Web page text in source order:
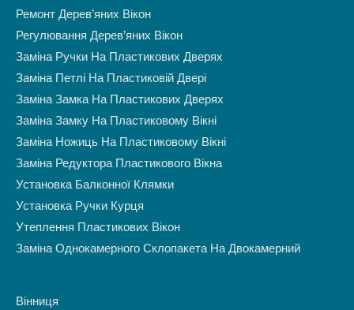
Ремонт Дерев’яних Вікон
Регулювання Дерев’яних Вікон
Заміна Ручки На Пластикових Дверях
Заміна Петлі На Пластиковій Двері
Заміна Замка На Пластикових Дверях
Заміна Замку На Пластиковому Вікні
Заміна Ножиць На Пластиковому Вікні
Заміна Редуктора Пластикового Вікна
Установка Балконної Клямки
Установка Ручки Курця
Утеплення Пластикових Вікон
Заміна Однокамерного Склопакета На Двокамерний
Вінниця